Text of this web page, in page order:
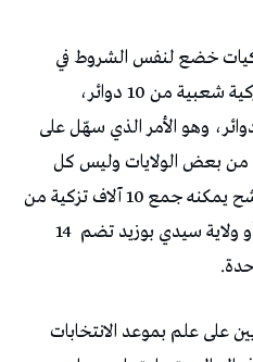
خضع لنفس الشروط في
انتخابات 2019 كانت 10 آلاف تزكية شعبية من 10 دوائر،
وهو الأمر الذي سهّل على
من بعض الولايات وليس كل
ولايات الجمهورية، حتى أن المترشح يمكنه جمع 10 آلاف تزكية من
ولاية سيدي بوزيد تضم 14
على علم بموعد الانتخابات